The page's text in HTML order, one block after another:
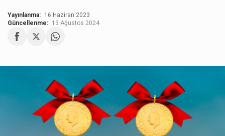
Yayınlanma: 16 Haziran 2023
Güncellenme: 13 Ağustos 2024